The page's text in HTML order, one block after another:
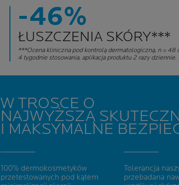
-46%
ŁUSZCZENIA SKÓRY***
***Ocena kliniczna pod kontrolą dermatologiczną, n = 48
4 tygodnie stosowania, aplikacja produktu 2 razy dziennie.
W TROSCE O
NAJWYŻSZĄ
I MAKSYMALNE
100% dermokosmetyków
przetestowanych pod kątem
Tolerancja
przebadana